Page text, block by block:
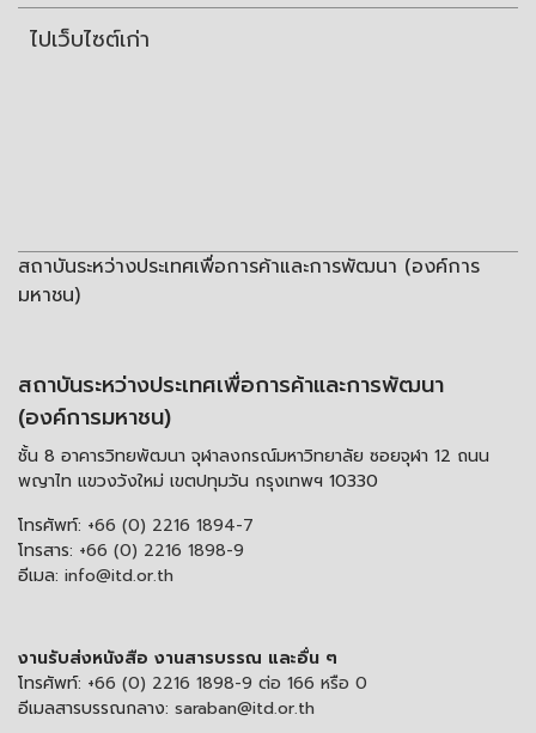
ไปเว็บไซต์เก่า
สถาบันระหว่างประเทศเพื่อการค้าและการพัฒนา (องค์การ
มหาชน)
สถาบันระหว่างประเทศเพื่อการค้าและการพัฒนา
(องค์การมหาชน)
ชั้น 8 อาคารวิทยพัฒนา จุฬาลงกรณ์มหาวิทยาลัย ซอยจุฬา 12 ถนน
พญาไท แขวงวังใหม่ เขตปทุมวัน กรุงเทพฯ 10330
โทรศัพท์: +66 (0) 2216 1894-7
โทรสาร: +66 (0) 2216 1898-9
อีเมล: info@itd.or.th
งานรับส่งหนังสือ งานสารบรรณ และอื่น ๆ
โทรศัพท์: +66 (0) 2216 1898-9 ต่อ 166 หรือ 0
อีเมลสารบรรณกลาง: saraban@itd.or.th